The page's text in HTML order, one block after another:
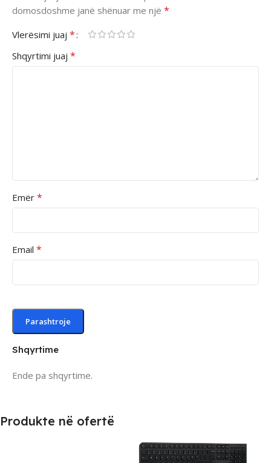
Shqyrtime
Ende pa shqyrtime.
domosdoshme janë shënuar me një *
Vlerësimi juaj *
Shqyrtimi juaj *
Emër *
Email *
Produkte në ofertë